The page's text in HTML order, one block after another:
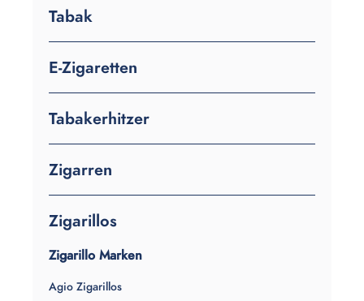
Tabak
E-Zigaretten
Tabakerhitzer
Zigarren
Zigarillos
Zigarillo Marken
Agio Zigarillos